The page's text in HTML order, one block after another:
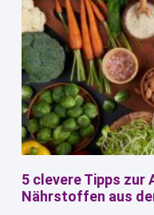
5 clevere Tipps zur
Nährstoffen aus